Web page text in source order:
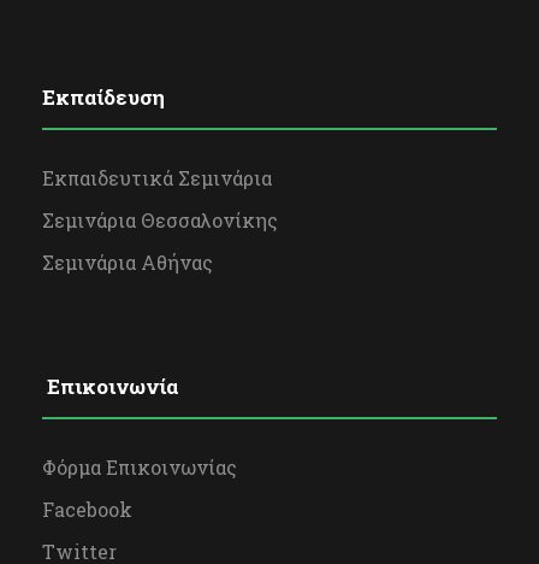
Εκπαίδευση
Εκπαιδευτικά Σεμινάρια
Σεμινάρια Θεσσαλονίκης
Σεμινάρια Αθήνας
Επικοινωνία
Φόρμα Επικοινωνίας
Facebook
Twitter